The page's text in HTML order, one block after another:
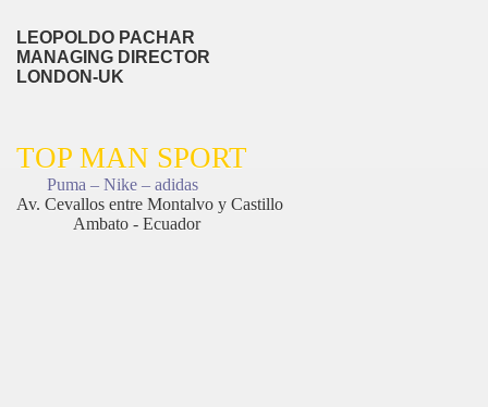
LEOPOLDO PACHAR
MANAGING DIRECTOR
LONDON-UK
TOP MAN SPORT
Puma – Nike – adidas
Av. Cevallos entre Montalvo y Castillo
Ambato - Ecuador